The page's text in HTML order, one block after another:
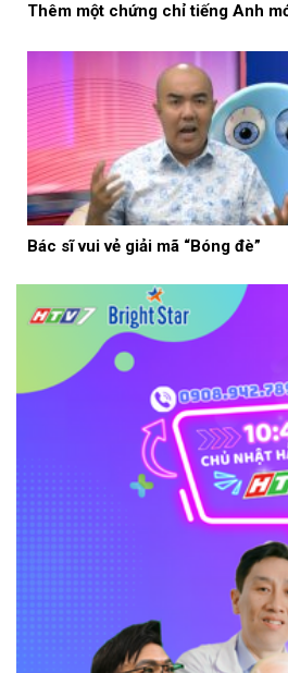
Thêm một chứng chỉ tiếng Anh
Bác sĩ vui vẻ giải mã “Bóng đè”